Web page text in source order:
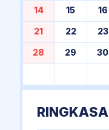
14 15 16
21 22 23
28 29 30